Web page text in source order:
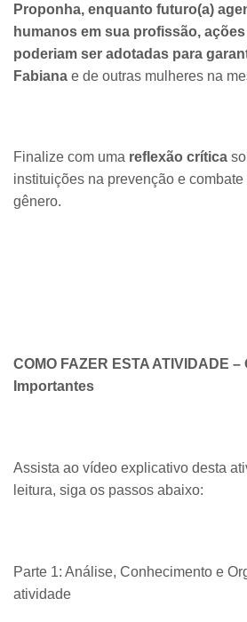
Proponha, enquanto futuro(a)
humanos em sua profissão,
poderiam ser adotadas para
Fabiana e de outras mulheres na
Finalize com uma reflexão crítica
instituições na prevenção e
gênero.
COMO FAZER ESTA ATIVIDADE
Importantes
Assista ao vídeo explicativo desta
leitura, siga os passos abaixo:
Parte 1: Análise, Conhecimento e
atividade